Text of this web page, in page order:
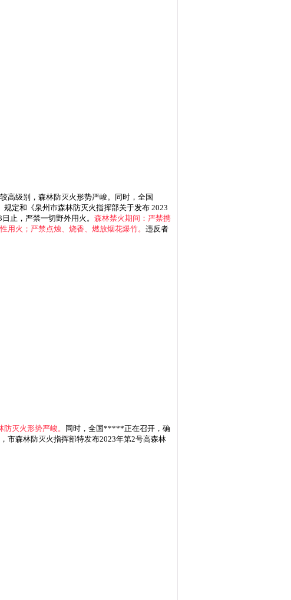
高级别，森林防灭火形势严峻。同时，全国
定和《泉州市森林防灭火指挥部关于发布 2023
止，严禁一切野外用火。 森林禁火期间：严禁携
火；严禁点烛、烧香、燃放烟花爆竹。 违反者
灭火形势严峻。
同时，全国*****正在召开，确
市森林防灭火指挥部特发布2023年第2号高森林